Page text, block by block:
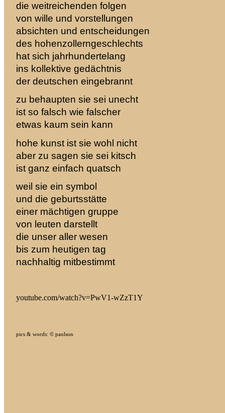
die weitreichenden folgen
von wille und vorstellungen
absichten und entscheidungen
des hohenzollerngeschlechts
hat sich jahrhundertelang
ins kollektive gedächtnis
der deutschen eingebrannt
zu behaupten sie sei unecht
ist so falsch wie falscher
etwas kaum sein kann
hohe kunst ist sie wohl nicht
aber zu sagen sie sei kitsch
ist ganz einfach quatsch
weil sie ein symbol
und die geburtsstätte
einer mächtigen gruppe
von leuten darstellt
die unser aller wesen
bis zum heutigen tag
nachhaltig mitbestimmt
youtube.com/watch?v=PwV1-wZzT1Y
pics & words: © paulson